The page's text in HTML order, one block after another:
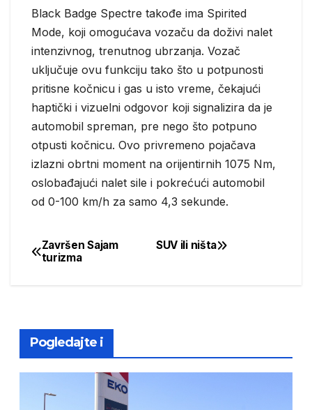
Black Badge Spectre takođe ima Spirited
Mode, koji omogućava vozaču da doživi nalet
intenzivnog, trenutnog ubrzanja. Vozač
uključuje ovu funkciju tako što u potpunosti
pritisne kočnicu i gas u isto vreme, čekajući
haptički i vizuelni odgovor koji signalizira da je
automobil spreman, pre nego što potpuno
otpusti kočnicu. Ovo privremeno pojačava
izlazni obrtni moment na orijentirnih 1075 Nm,
oslobađajući nalet sile i pokrećući automobil
od 0-100 km/h za samo 4,3 sekunde.
Post
SUV ili ništa
Završen Sajam
turizma
Pogledajte i